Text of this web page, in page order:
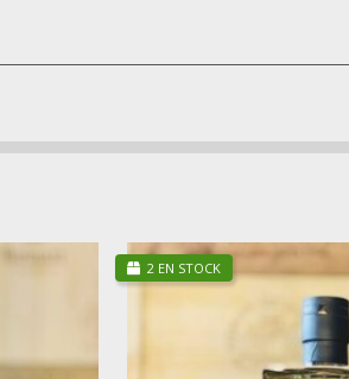
2 EN STOCK